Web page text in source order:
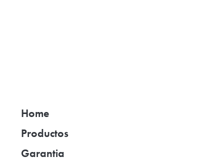
Home
Productos
Garantia